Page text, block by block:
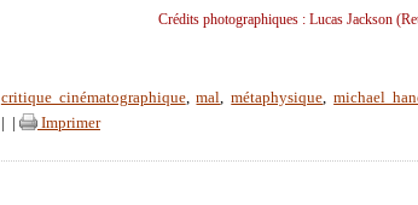
Crédits photographiques : Lucas Jackson
critique cinématographique,mal,métaphysique,michael
Imprimer